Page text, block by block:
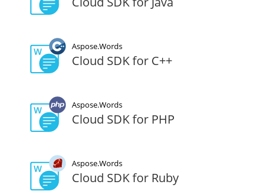
Aspose.Words
Cloud SDK for C++
Aspose.Words
Cloud SDK for PHP
Aspose.Words
Cloud SDK for Ruby